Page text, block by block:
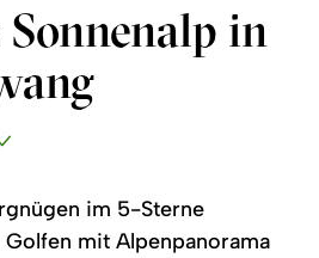
in
im 5-Sterne
Golfen mit Alpenpanorama